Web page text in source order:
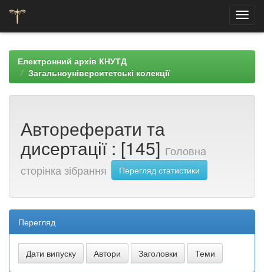
navigationЕлектронний архів КНУТД
Загальноуніверситетські колекції
Автореферати та
дисертації : [145] Головна
сторінка зібрання
Перегляд статистики
Перегляд